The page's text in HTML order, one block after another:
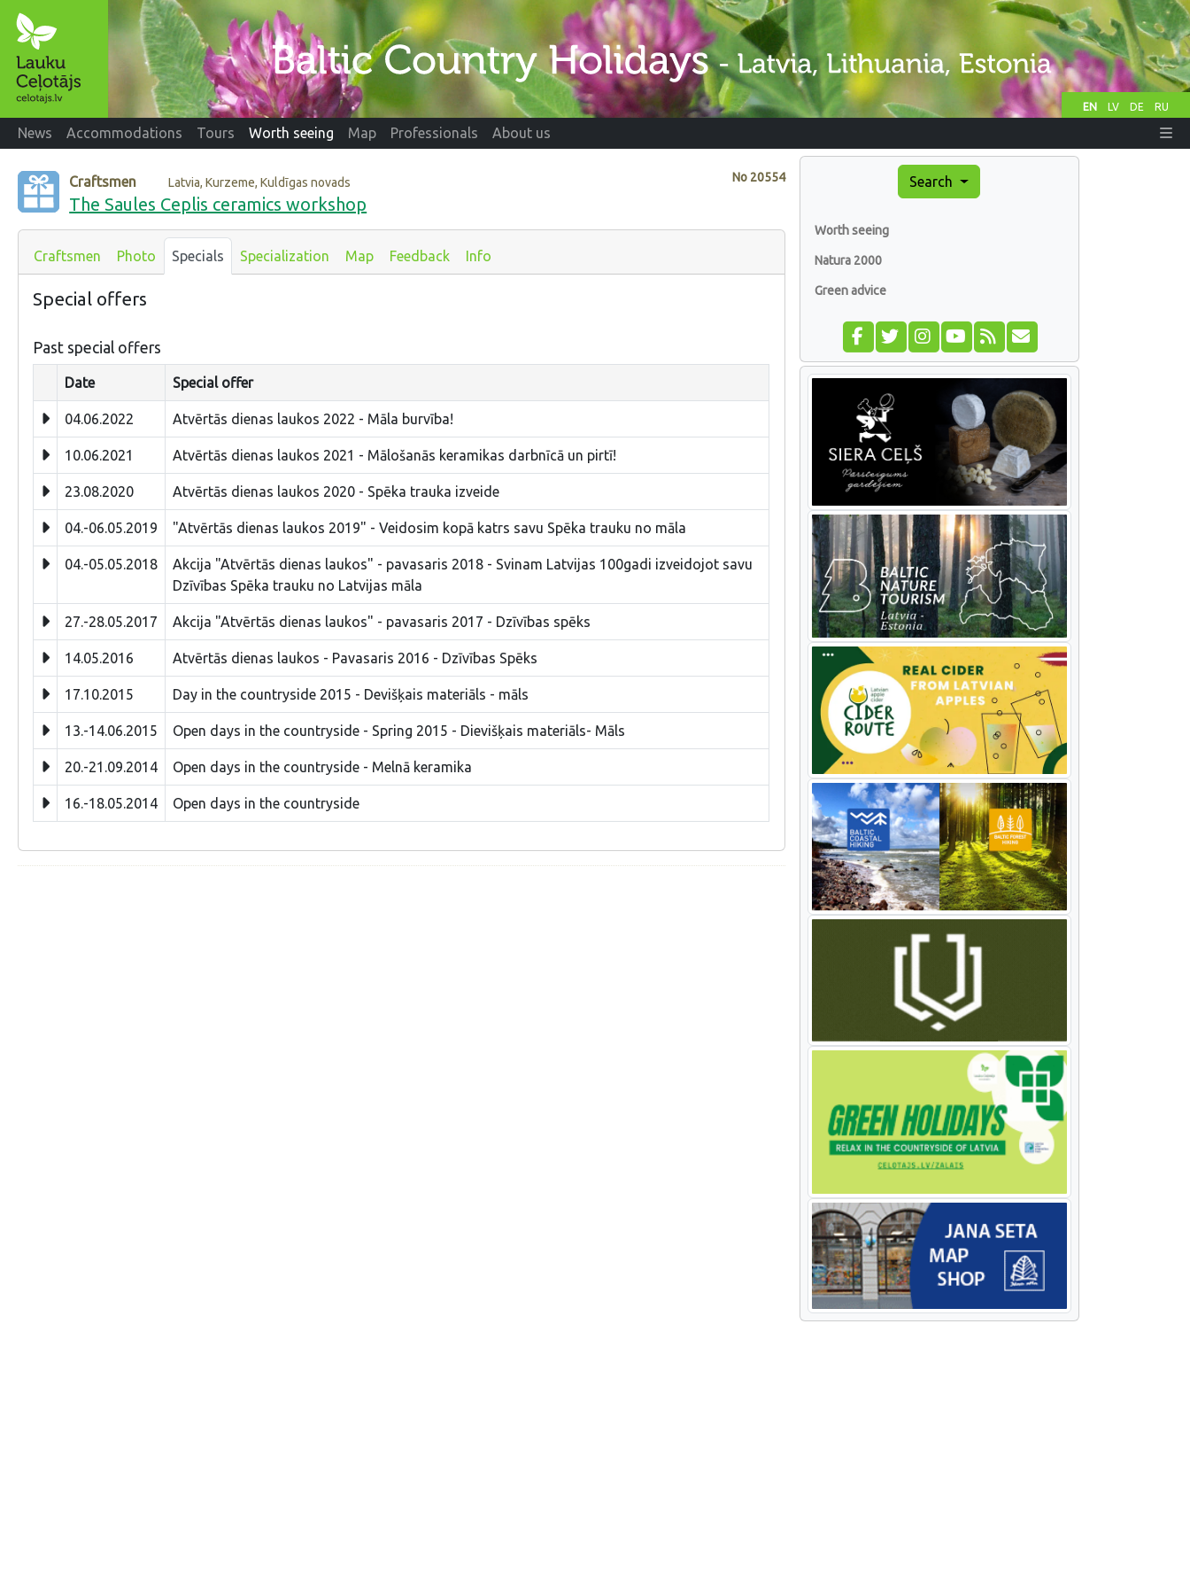
EN LV DE RU
News Accommodations Tours Worth seeing Map Professionals About us
No 20554
Craftsmen Latvia, Kurzeme, Kuldīgas novads
The Saules Ceplis ceramics workshop
Craftsmen Photo Specials Specialization Map Feedback Info
Special offers
Past special offers
Date Special offer
04.06.2022 Atvērtās dienas laukos 2022 - Māla burvība!
10.06.2021 Atvērtās dienas laukos 2021 - Mālošanās keramikas darbnīcā un pirtī!
23.08.2020 Atvērtās dienas laukos 2020 - Spēka trauka izveide
04.-06.05.2019 "Atvērtās dienas laukos 2019" - Veidosim kopā katrs savu Spēka trauku no māla
04.-05.05.2018
Akcija "Atvērtās dienas laukos" - pavasaris 2018 - Svinam Latvijas 100gadi izveidojot savu
Dzīvības Spēka trauku no Latvijas māla
27.-28.05.2017 Akcija "Atvērtās dienas laukos" - pavasaris 2017 - Dzīvības spēks
14.05.2016 Atvērtās dienas laukos - Pavasaris 2016 - Dzīvības Spēks
17.10.2015 Day in the countryside 2015 - Devišķais materiāls - māls
13.-14.06.2015 Open days in the countryside - Spring 2015 - Dievišķais materiāls- Māls
20.-21.09.2014 Open days in the countryside - Melnā keramika
16.-18.05.2014 Open days in the countryside
Search
Worth seeing
Natura 2000
Green advice